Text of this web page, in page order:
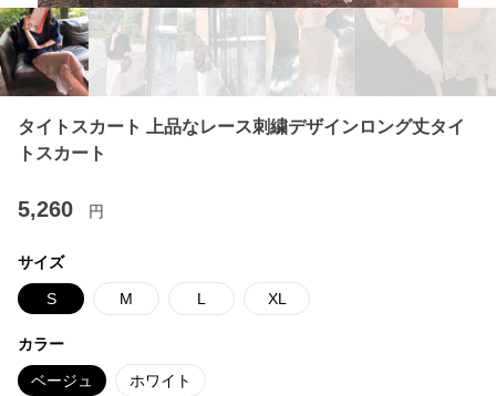
タイトスカート 上品なレース刺繍デザインロング丈タイ
トスカート
5,260 円
サイズ
S M L XL
カラー
ベージュ ホワイト